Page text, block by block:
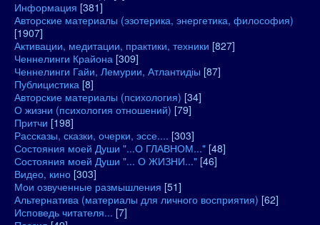
Информация [381]
Авторские материалы (эзотерика, энергетика, философия)
[1907]
Активации, медитации, практики, техники [827]
Ченнелинги Крайона [309]
Ченнелинги Гайи, Лемурии, Атлантидіы [87]
Публицистика [8]
Авторские материалы (психология) [34]
О жизни (психология отношений) [79]
Притчи [198]
Рассказы, сказки, очерки, эссе.... [303]
Состояния моей Души "...О ГЛАВНОМ..." [48]
Состояния моей Души "... О ЖИЗНИ..." [46]
Видео, кино [303]
Мои озвученные размышления [51]
Альтернатива (материалы для личного восприятия) [62]
Исповедь читателя... [7]